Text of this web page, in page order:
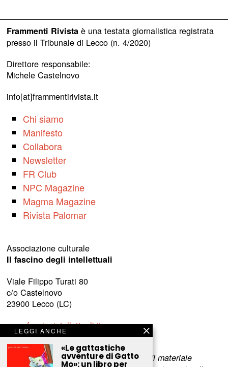
Frammenti Rivistaè una testata giornalistica registrata
presso il Tribunale di Lecco (n. 4/2020)
Direttore responsabile:
Michele Castelnovo
info[at]frammentirivista.it
Chi siamo
Manifesto
Collabora
Newsletter
FR Club
NPC Magazine
Magma Magazine
Rivista Palomar
Associazione culturale
Il fascino degli intellettuali
Viale Filippo Turati 80
c/o Castelnovo
23900 Lecco (LC)
www.fascinointellettuali.it
info[at]fascinointellettuali.it
Per segnalare eventuali errori nell’uso di materiale
LEGGI ANCHE
«Le gattastiche
avventure di Gatto
Mo»: un libro per